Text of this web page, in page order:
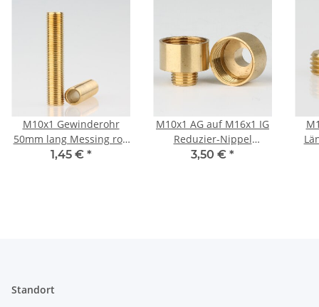
M10x1 Gewinderohr
50mm lang Messing roh
für Lampen und
1,45 € *
M10x1 AG auf M16x1 IG
Reduzier-Nippel
Kopfstück Gewinde-
3,50 € *
Standort